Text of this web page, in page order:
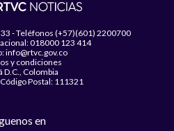
33 - Teléfonos (+57)(601) 2200700
018000 123 414
info@rtvc.gov.co
y condiciones
D.C., Colombia
Postal: 111321
en